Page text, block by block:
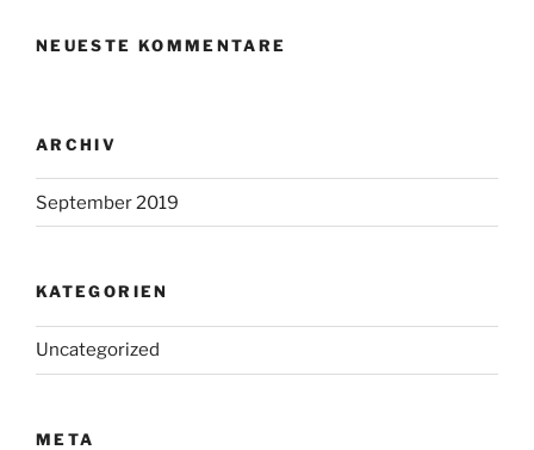
NEUESTE KOMMENTARE
ARCHIV
September 2019
KATEGORIEN
Uncategorized
META